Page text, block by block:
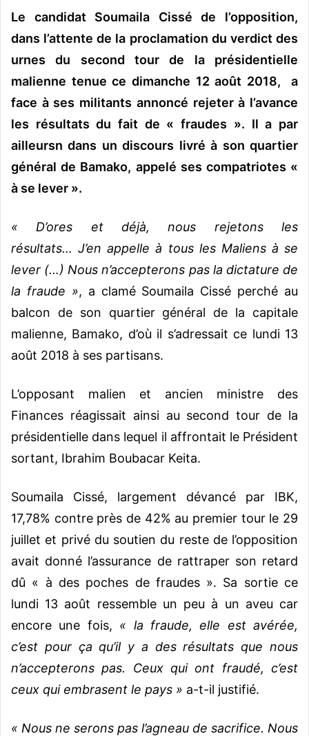
e
l
Le candidat Soumaila Cissé de l’opposition,
dans l’attente de la proclamation du verdict des
urnes du second tour de la présidentielle
malienne tenue ce dimanche 12 août 2018, a
face à ses militants annoncé rejeter à l’avance
les résultats du fait de « fraudes ». Il a par
ailleursn dans un discours livré à son quartier
général de Bamako, appelé ses compatriotes «
à se lever ».
« D’ores et déjà, nous rejetons les
résultats… J’en appelle à tous les Maliens à se
lever (…) Nous n’accepterons pas la dictature de
la fraude », a clamé Soumaila Cissé perché au
balcon de son quartier général de la capitale
malienne, Bamako, d’où il s’adressait ce lundi 13
août 2018 à ses partisans.
L’opposant malien et ancien ministre des
Finances réagissait ainsi au second tour de la
présidentielle dans lequel il affrontait le Président
sortant, Ibrahim Boubacar Keita.
Soumaila Cissé, largement dévancé par IBK,
17,78% contre près de 42% au premier tour le 29
juillet et privé du soutien du reste de l’opposition
avait donné l’assurance de rattraper son retard
dû « à des poches de fraudes ». Sa sortie ce
lundi 13 août ressemble un peu à un aveu car
encore une fois, « la fraude, elle est avérée,
c’est pour ça qu’il y a des résultats que nous
n’accepterons pas. Ceux qui ont fraudé, c’est
ceux qui embrasent le pays » a-t-il justifié.
« Nous ne serons pas l’agneau de sacrifice. Nous